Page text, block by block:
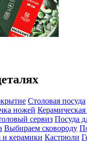
Столовая посуда
ножей Керамическая
сервиз Посуда
Выбираем сковороду
и керамики Кастрюли